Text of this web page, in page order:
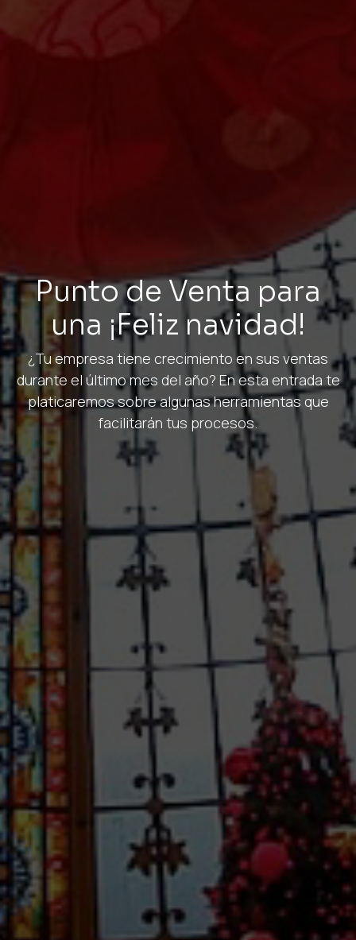
Punto de Venta para
una ¡Feliz navidad!
¿Tu empresa tiene crecimiento en sus ventas
durante el último mes del año? En esta entrada te
platicaremos sobre algunas herramientas que
facilitarán tus procesos.